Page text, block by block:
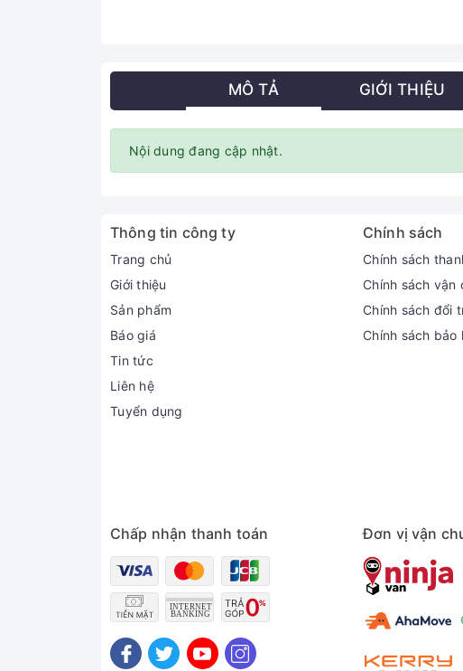
MÔ TẢ GIỚI THIỆU
Nội dung đang cập nhật.
Thông tin công ty
Trang chủ
Giới thiệu
Sản phẩm
Báo giá
Tin tức
Liên hệ
Tuyển dụng
Chính sách
Chính sách
Chính sách vận
Chính sách đổi
Chính sách bảo
Chấp nhận thanh toán Đơn vị vận